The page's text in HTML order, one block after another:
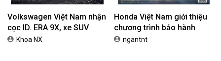
Volkswagen Việt Nam nhận
cọc ID. ERA 9X, xe SUV
EREV dự kiến giá dưới 3 tỷ
Khoa NX
Honda Việt Nam giới thiệu
chương trình bảo hành
chính hãng lên tới 10 năm
ngantnt